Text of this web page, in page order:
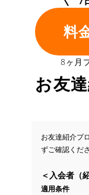
料
8ヶ月
お友
お友達紹介プ
ずご確認くださ
＜入会者（
適用条件